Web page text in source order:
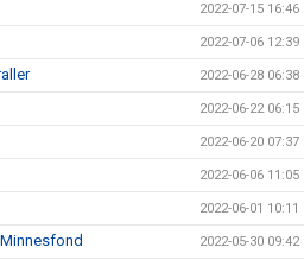
2022-07-15 16:46
2022-07-06 12:39
2022-06-28 06:38
2022-06-22 06:15
2022-06-20 07:37
2022-06-06 11:05
2022-06-01 10:11
2022-05-30 09:42